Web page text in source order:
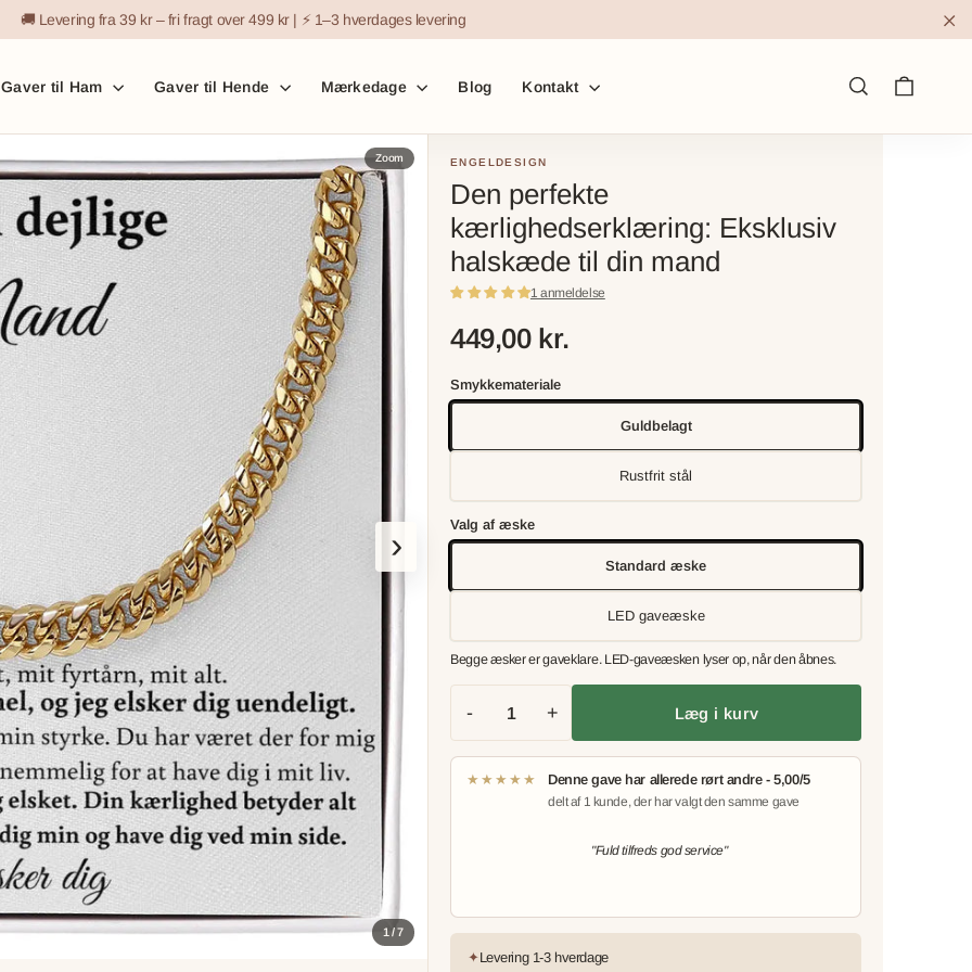
🚚 Levering fra 39 kr – fri fragt over 499 kr | ⚡ 1–3 hverdages levering
Gaver til Ham Gaver til Hende Mærkedage Blog Kontakt
Søg
›
Zoom
1 / 7
ENGELDESIGN
Den perfekte
kærlighedserklæring: Eksklusiv
halskæde til din mand
1 anmeldelse
449,00 kr.
Smykkemateriale
Guldbelagt
Rustfrit stål
Valg af æske
Standard æske
LED gaveæske
Begge æsker er gaveklare. LED-gaveæsken lyser op, når den åbnes.
- + Læg i kurv
★★★★★ Denne gave har allerede rørt andre - 5,00/5
delt af 1 kunde, der har valgt den samme gave
"Fuld tilfreds god service"
✦Levering 1-3 hverdage